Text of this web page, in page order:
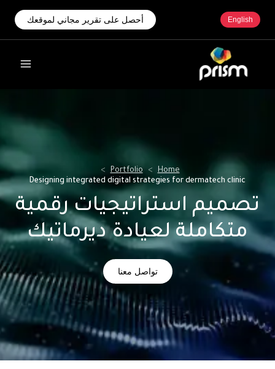
English أحصل على تقرير مجاني لموقعك
Home
>
Portfolio
>
Designing integrated digital strategies for dermatech clinic
تصميم استراتيجيات رقمية
متكاملة لعيادة ديرماتيك
تواصل معنا